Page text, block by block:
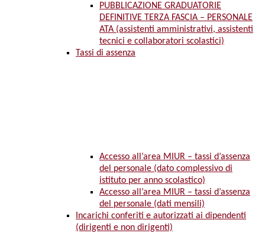
PUBBLICAZIONE GRADUATORIE
DEFINITIVE TERZA FASCIA – PERSONALE
ATA (assistenti amministrativi, assistenti
tecnici e collaboratori scolastici)
Tassi di assenza
Accesso all’area MIUR – tassi d’assenza
del personale (dato complessivo di
istituto per anno scolastico)
Accesso all’area MIUR – tassi d’assenza
del personale (dati mensili)
Incarichi conferiti e autorizzati ai dipendenti
(dirigenti e non dirigenti)